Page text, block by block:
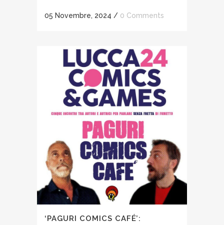
05 Novembre, 2024 / 0 Comments
‘PAGURI COMICS CAFÉ’: